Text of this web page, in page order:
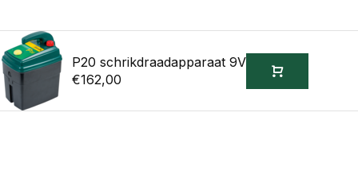
P20 schrikdraadapparaat 9V
€162,00